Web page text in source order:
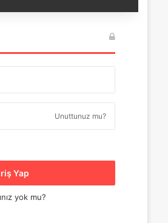
Unuttunuz mu?
Yap
yok mu?